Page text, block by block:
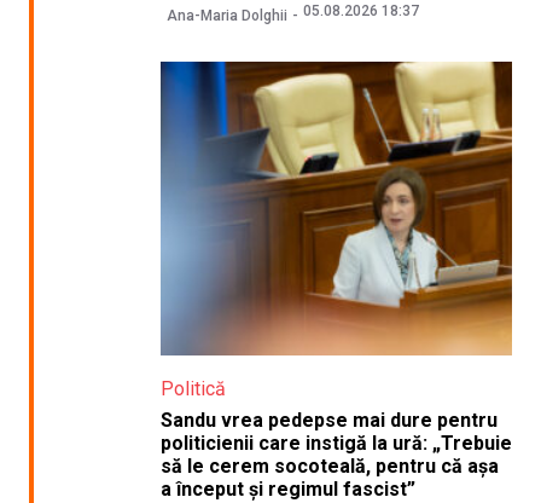
Ana-Maria Dolghii 05.08.2026 18:37
Politică
Sandu vrea pedepse mai dure pentru
politicienii care instigă la ură: „Trebuie
să le cerem socoteală, pentru că așa
a început și regimul fascist”